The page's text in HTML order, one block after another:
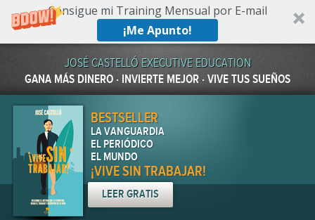
Consigue mi Training Mensual por E-mail
¡Me Apunto!
JOSÉ CASTELLÓ EXECUTIVE EDUCATION
GANA MÁS DINERO · INVIERTE MEJOR · VIVE TUS SUEÑOS
BESTSELLER
LA VANGUARDIA
EL PERIÓDICO
EL MUNDO
¡VIVE SIN TRABAJAR!
LEER GRATIS